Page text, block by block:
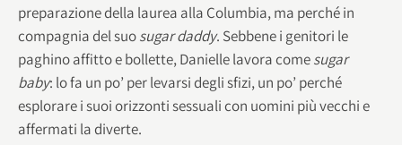
preparazione della laurea alla Columbia, ma perché in
compagnia del suosugar daddy. Sebbene i genitori le
paghino affitto e bollette, Danielle lavora comesugar
baby: lo fa un po’ per levarsi degli sfizi, un po’ perché
esplorare i suoi orizzonti sessuali con uomini più vecchi e
affermati la diverte.